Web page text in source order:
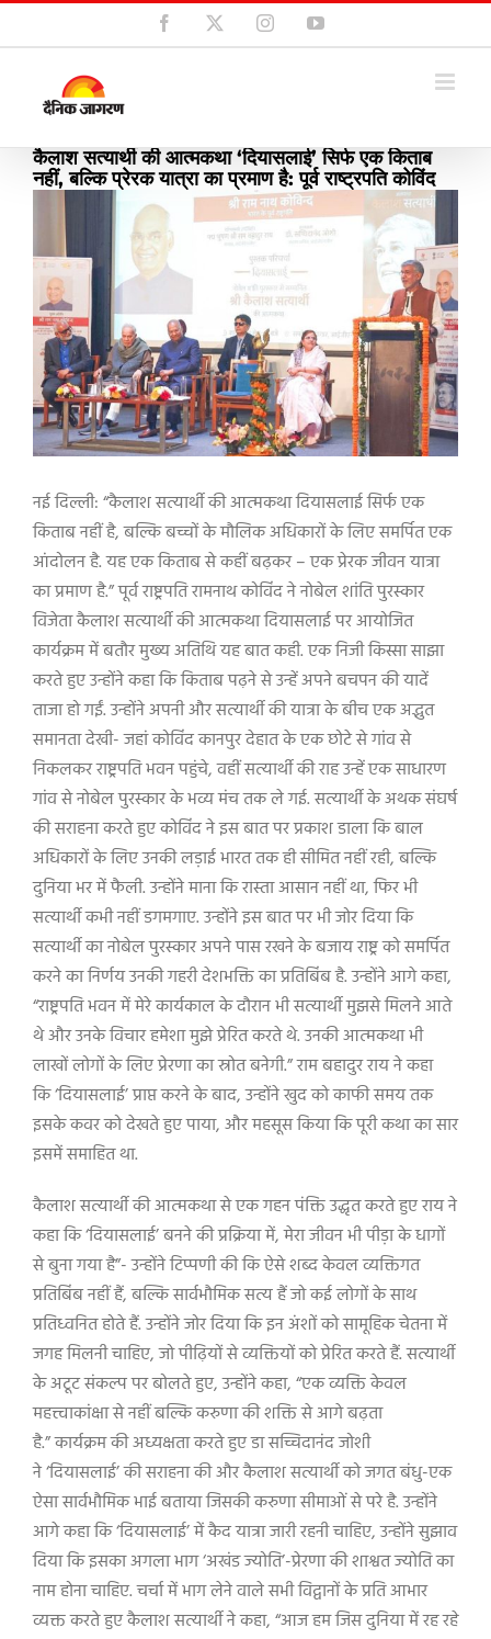
Skip
to
Facebook InstagramYouTube
कैलाश सत्यार्थी की आत्मकथा ‘दियासलाई’ सिर्फ एक किताब
नहीं, बल्कि प्रेरक यात्रा का प्रमाण है: पूर्व राष्ट्रपति कोविंद
View
Larger
Image
नई दिल्ली: “कैलाश सत्यार्थी की आत्मकथा दियासलाई सिर्फ एक
किताब नहीं है, बल्कि बच्चों के मौलिक अधिकारों के लिए समर्पित एक
आंदोलन है. यह एक किताब से कहीं बढ़कर – एक प्रेरक जीवन यात्रा
का प्रमाण है.” पूर्व राष्ट्रपति रामनाथ कोविंद ने नोबेल शांति पुरस्कार
विजेता कैलाश सत्यार्थी की आत्मकथा दियासलाई पर आयोजित
कार्यक्रम में बतौर मुख्य अतिथि यह बात कही. एक निजी किस्सा साझा
करते हुए उन्होंने कहा कि किताब पढ़ने से उन्हें अपने बचपन की यादें
ताजा हो गईं. उन्होंने अपनी और सत्यार्थी की यात्रा के बीच एक अद्भुत
समानता देखी- जहां कोविंद कानपुर देहात के एक छोटे से गांव से
निकलकर राष्ट्रपति भवन पहुंचे, वहीं सत्यार्थी की राह उन्हें एक साधारण
गांव से नोबेल पुरस्कार के भव्य मंच तक ले गई. सत्यार्थी के अथक संघर्ष
की सराहना करते हुए कोविंद ने इस बात पर प्रकाश डाला कि बाल
अधिकारों के लिए उनकी लड़ाई भारत तक ही सीमित नहीं रही, बल्कि
दुनिया भर में फैली. उन्होंने माना कि रास्ता आसान नहीं था, फिर भी
सत्यार्थी कभी नहीं डगमगाए. उन्होंने इस बात पर भी जोर दिया कि
सत्यार्थी का नोबेल पुरस्कार अपने पास रखने के बजाय राष्ट्र को समर्पित
करने का निर्णय उनकी गहरी देशभक्ति का प्रतिबिंब है. उन्होंने आगे कहा,
“राष्ट्रपति भवन में मेरे कार्यकाल के दौरान भी सत्यार्थी मुझसे मिलने आते
थे और उनके विचार हमेशा मुझे प्रेरित करते थे. उनकी आत्मकथा भी
लाखों लोगों के लिए प्रेरणा का स्रोत बनेगी.” राम बहादुर राय ने कहा
कि ‘दियासलाई’ प्राप्त करने के बाद, उन्होंने खुद को काफी समय तक
इसके कवर को देखते हुए पाया, और महसूस किया कि पूरी कथा का सार
इसमें समाहित था.
कैलाश सत्यार्थी की आत्मकथा से एक गहन पंक्ति उद्धृत करते हुए राय ने
कहा कि ‘दियासलाई’ बनने की प्रक्रिया में, मेरा जीवन भी पीड़ा के धागों
से बुना गया है”- उन्होंने टिप्पणी की कि ऐसे शब्द केवल व्यक्तिगत
प्रतिबिंब नहीं हैं, बल्कि सार्वभौमिक सत्य हैं जो कई लोगों के साथ
प्रतिध्वनित होते हैं. उन्होंने जोर दिया कि इन अंशों को सामूहिक चेतना में
जगह मिलनी चाहिए, जो पीढ़ियों से व्यक्तियों को प्रेरित करते हैं. सत्यार्थी
के अटूट संकल्प पर बोलते हुए, उन्होंने कहा, “एक व्यक्ति केवल
महत्त्वाकांक्षा से नहीं बल्कि करुणा की शक्ति से आगे बढ़ता
है.” कार्यक्रम की अध्यक्षता करते हुए डा सच्चिदानंद जोशी
ने ‘दियासलाई’ की सराहना की और कैलाश सत्यार्थी को जगत बंधु-एक
ऐसा सार्वभौमिक भाई बताया जिसकी करुणा सीमाओं से परे है. उन्होंने
आगे कहा कि ‘दियासलाई’ में कैद यात्रा जारी रहनी चाहिए, उन्होंने सुझाव
दिया कि इसका अगला भाग ‘अखंड ज्योति’-प्रेरणा की शाश्वत ज्योति का
नाम होना चाहिए. चर्चा में भाग लेने वाले सभी विद्वानों के प्रति आभार
व्यक्त करते हुए कैलाश सत्यार्थी ने कहा, “आज हम जिस दुनिया में रह रहे